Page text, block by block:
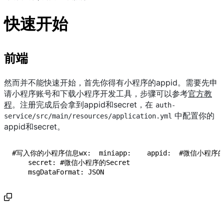
快速开始
前端
然而并不能快速开始，首先你得有小程序的appid。需要先申
请小程序账号和下载小程序开发工具，步骤可以参考官方教
程。注册完成后会拿到appid和secret，在 auth-
service/src/main/resources/application.yml 中配置你的
appid和secret。
#写入你的小程序信息wx:  miniapp:    appid:  #微信小程序
secret: #微信小程序的Secret
msgDataFormat: JSON